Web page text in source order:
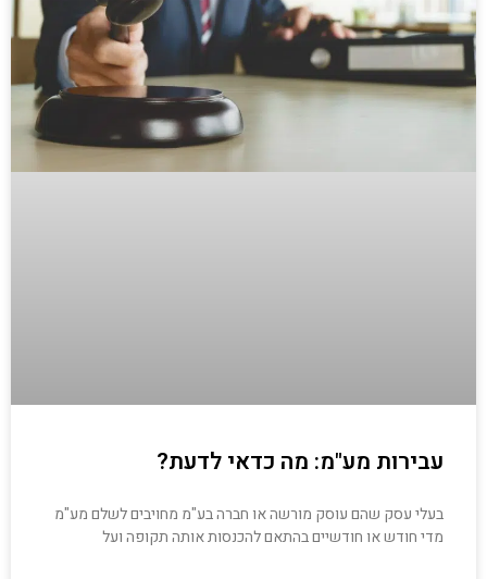
עבירות מע"מ: מה כדאי לדעת?
בעלי עסק שהם עוסק מורשה או חברה בע"מ מחויבים לשלם מע"מ
מדי חודש או חודשיים בהתאם להכנסות אותה תקופה ועל